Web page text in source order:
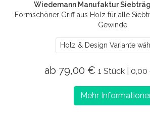
Wiedemann Manufaktur
Formschöner Griff aus Holz für alle
Gewinde.
Holz & Design Variante
ab 79,00 € 1 Stück |
Mehr